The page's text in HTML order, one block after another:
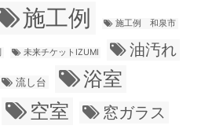
施工例 施工例 和泉市
未来チケットIZUMI 油汚れ
流し台 浴室
空室 窓ガラス